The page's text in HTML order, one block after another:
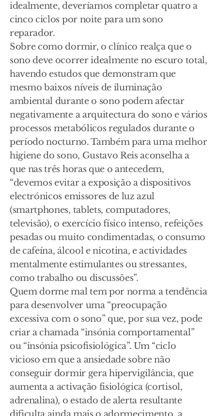
idealmente, deveríamos completar quatro a
cinco ciclos por noite para um sono
reparador.
Sobre como dormir, o clínico realça que o
sono deve ocorrer idealmente no escuro total,
havendo estudos que demonstram que
mesmo baixos níveis de iluminação
ambiental durante o sono podem afectar
negativamente a arquitectura do sono e vários
processos metabólicos regulados durante o
período nocturno. Também para uma melhor
higiene do sono, Gustavo Reis aconselha a
que nas três horas que o antecedem,
“devemos evitar a exposição a dispositivos
electrónicos emissores de luz azul
(smartphones, tablets, computadores,
televisão), o exercício físico intenso, refeições
pesadas ou muito condimentadas, o consumo
de cafeína, álcool e nicotina, e actividades
mentalmente estimulantes ou stressantes,
como trabalho ou discussões”.
Quem dorme mal tem por norma a tendência
para desenvolver uma “preocupação
excessiva com o sono” que, por sua vez, pode
criar a chamada “insónia comportamental”
ou “insónia psicofisiológica”. Um “ciclo
vicioso em que a ansiedade sobre não
conseguir dormir gera hipervigilância, que
aumenta a activação fisiológica (cortisol,
adrenalina), o estado de alerta resultante